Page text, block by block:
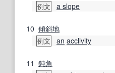
例文 a slope
10 傾斜地
例文 an acclivity
11 鈍角